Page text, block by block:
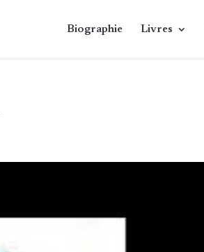
Biographie Livres